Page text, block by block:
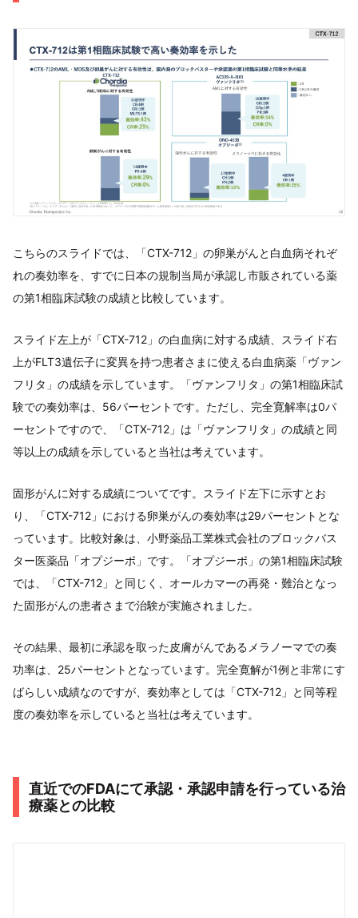
こちらのスライドでは、「CTX-712」の卵巣がんと白血病それぞ
れの奏効率を、すでに日本の規制当局が承認し市販されている薬
の第1相臨床試験の成績と比較しています。
スライド左上が「CTX-712」の白血病に対する成績、スライド右
上がFLT3遺伝子に変異を持つ患者さまに使える白血病薬「ヴァン
フリタ」の成績を示しています。「ヴァンフリタ」の第1相臨床試
験での奏効率は、56パーセントです。ただし、完全寛解率は0パ
ーセントですので、「CTX-712」は「ヴァンフリタ」の成績と同
等以上の成績を示していると当社は考えています。
固形がんに対する成績についてです。スライド左下に示すとお
り、「CTX-712」における卵巣がんの奏効率は29パーセントとな
っています。比較対象は、小野薬品工業株式会社のブロックバス
ター医薬品「オプジーボ」です。「オプジーボ」の第1相臨床試験
では、「CTX-712」と同じく、オールカマーの再発・難治となっ
た固形がんの患者さまで治験が実施されました。
その結果、最初に承認を取った皮膚がんであるメラノーマでの奏
功率は、25パーセントとなっています。完全寛解が1例と非常にす
ばらしい成績なのですが、奏効率としては「CTX-712」と同等程
度の奏効率を示していると当社は考えています。
直近でのFDAにて承認・承認申請を行っている治
療薬との比較